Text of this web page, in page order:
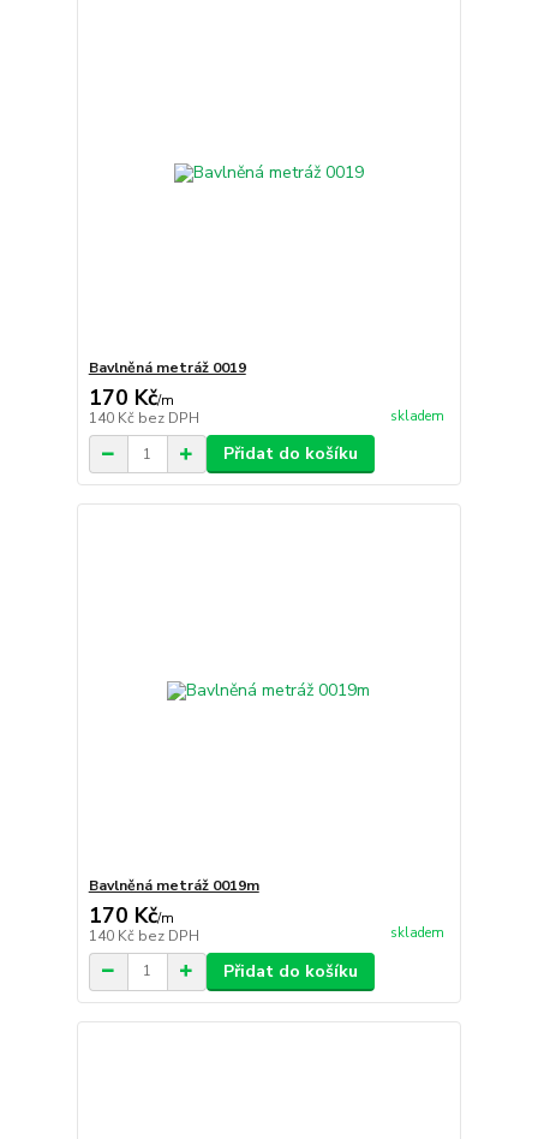
Bavlněná metráž 0019
170 Kč/m
140 Kč bez DPH skladem
Přidat do košíku
Bavlněná metráž 0019m
170 Kč/m
140 Kč bez DPH skladem
Přidat do košíku